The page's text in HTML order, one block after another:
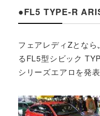
●FL5 TYPE-R
フェアレディZとな
るFL5型シビック
シリーズエアロを発表